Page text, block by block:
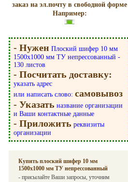
заказ на эл.почту в свободной форме
Например:
- Нужен Плоский шифер 10 мм
1500х1000 мм ТУ непрессованный -
130 листов
- Посчитать доставку:
указать адрес
или написать слово: самовывоз
- Указать название организации
и Ваши контактные данные
- Приложить реквизиты
организации
Купить плоский шифер 10 мм
1500х1000 мм ТУ непрессованный
- присылайте Ваши запросы, уточним